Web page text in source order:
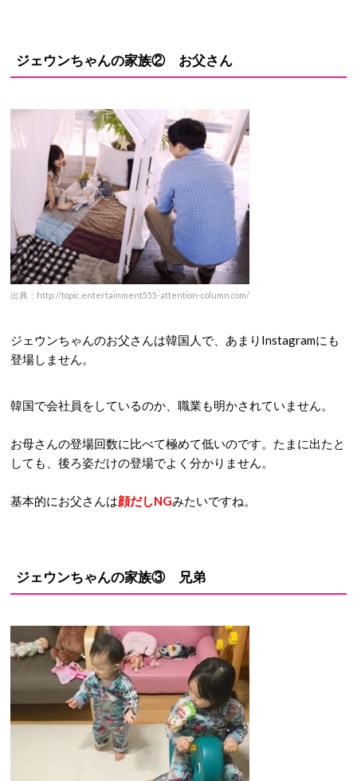
ジェウンちゃんの家族② お父さん
出典：http://topic.entertainment555-attention-column.com/
ジェウンちゃんのお父さんは韓国人で、あまりInstagramにも
登場しません。
韓国で会社員をしているのか、職業も明かされていません。
お母さんの登場回数に比べて極めて低いのです。たまに出たと
しても、後ろ姿だけの登場でよく分かりません。
基本的にお父さんは顔だしNGみたいですね。
ジェウンちゃんの家族③ 兄弟